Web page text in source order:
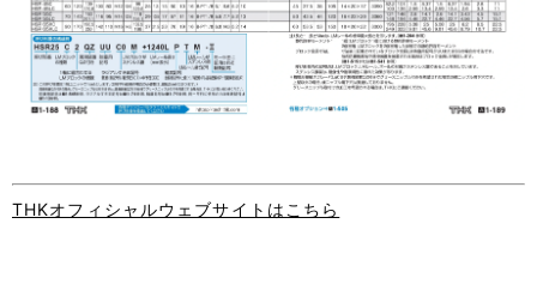
THKオフィシャルウェブサイトはこちら